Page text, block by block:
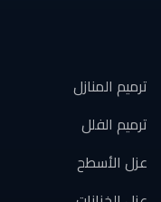
ترميم المنازل
ترميم الفلل
عزل الأسطح